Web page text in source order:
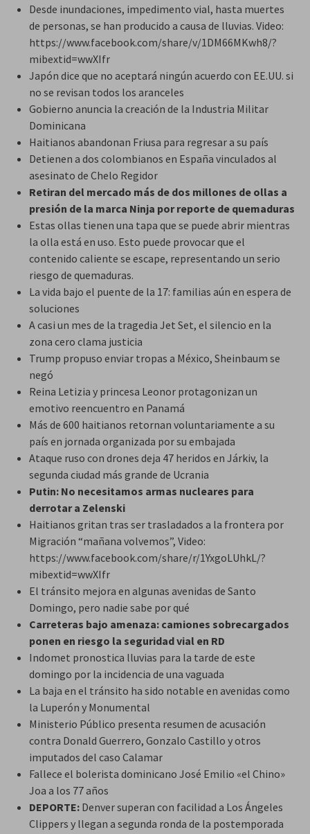
Desde inundaciones, impedimento vial, hasta muertes
de personas, se han producido a causa de lluvias. Video:
https://www.facebook.com/share/v/1DM66MKwh8/?
mibextid=wwXIfr
Japón dice que no aceptará ningún acuerdo con EE.UU. si
no se revisan todos los aranceles
Gobierno anuncia la creación de la Industria Militar
Dominicana
Haitianos abandonan Friusa para regresar a su país
Detienen a dos colombianos en España vinculados al
asesinato de Chelo Regidor
Retiran del mercado más de dos millones de ollas a
presión de la marca Ninja por reporte de quemaduras
Estas ollas tienen una tapa que se puede abrir mientras
la olla está en uso. Esto puede provocar que el
contenido caliente se escape, representando un serio
riesgo de quemaduras.
La vida bajo el puente de la 17: familias aún en espera de
soluciones
A casi un mes de la tragedia Jet Set, el silencio en la
zona cero clama justicia
Trump propuso enviar tropas a México, Sheinbaum se
negó
Reina Letizia y princesa Leonor protagonizan un
emotivo reencuentro en Panamá
Más de 600 haitianos retornan voluntariamente a su
país en jornada organizada por su embajada
Ataque ruso con drones deja 47 heridos en Járkiv, la
segunda ciudad más grande de Ucrania
Putin: No necesitamos armas nucleares para
derrotar a Zelenski
Haitianos gritan tras ser trasladados a la frontera por
Migración “mañana volvemos”, Video:
https://www.facebook.com/share/r/1YxgoLUhkL/?
mibextid=wwXIfr
El tránsito mejora en algunas avenidas de Santo
Domingo, pero nadie sabe por qué
Carreteras bajo amenaza: camiones sobrecargados
ponen en riesgo la seguridad vial en RD
Indomet pronostica lluvias para la tarde de este
domingo por la incidencia de una vaguada
La baja en el tránsito ha sido notable en avenidas como
la Luperón y Monumental
Ministerio Público presenta resumen de acusación
contra Donald Guerrero, Gonzalo Castillo y otros
imputados del caso Calamar
Fallece el bolerista dominicano José Emilio «el Chino»
Joa a los 77 años
DEPORTE:Denver superan con facilidad a Los Ángeles
Clippers y llegan a segunda ronda de la postemporada